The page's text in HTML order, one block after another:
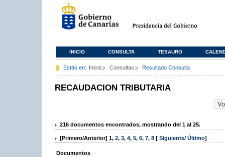
INICIO CONSULTA TESAURO
Estás en: Inicio Consultas Resultado Consulta
RECAUDACION TRIBUTARIA
216 documentos encontrados, mostrando del 1 al 25.
[Primero/Anterior] 1, 2, 3, 4, 5, 6, 7, 8 [ Siguiente/ Último]
Documentos